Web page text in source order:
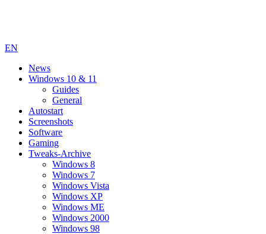
EN
News
Windows 10 & 11
Guides
General
Autostart
Screenshots
Software
Gaming
Tweaks-Archive
Windows 8
Windows 7
Windows Vista
Windows XP
Windows ME
Windows 2000
Windows 98